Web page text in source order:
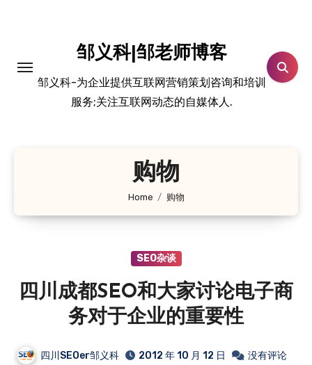
邹义科|邹老师博客
邹义科-为企业提供互联网营销策划咨询和培训
服务;关注互联网动态的自媒体人.
购物
Home 购物
SEO杂谈
四川成都SEO和大家讨论电子商
务对于企业的重要性
四川SEOer邹义科 2012 年 10 月 12 日 没有评论